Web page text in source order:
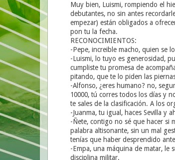
Muy bien, Luismi, rompiendo el
debutantes, no sin antes
empezar) están obligados a
pon tu la fecha.
RECONOCIMIENTOS:
-Pepe, increible macho, quien se
-Luismi, lo tuyo es generosidad,
cumpliste tu promesa de
pitando, que te lo piden las
-Alfonso, ¿eres humano? no,
10000, tú corres todos los días y
te sales de la clasificación. A los
-Juanma, tu igual, haces Sevilla y
-Ñete, contigo no sé que hacer si
palabra altisonante, sin un mal
tenías que haber desprendido
-Empa, una máquina de matar, le
disciplina militar.